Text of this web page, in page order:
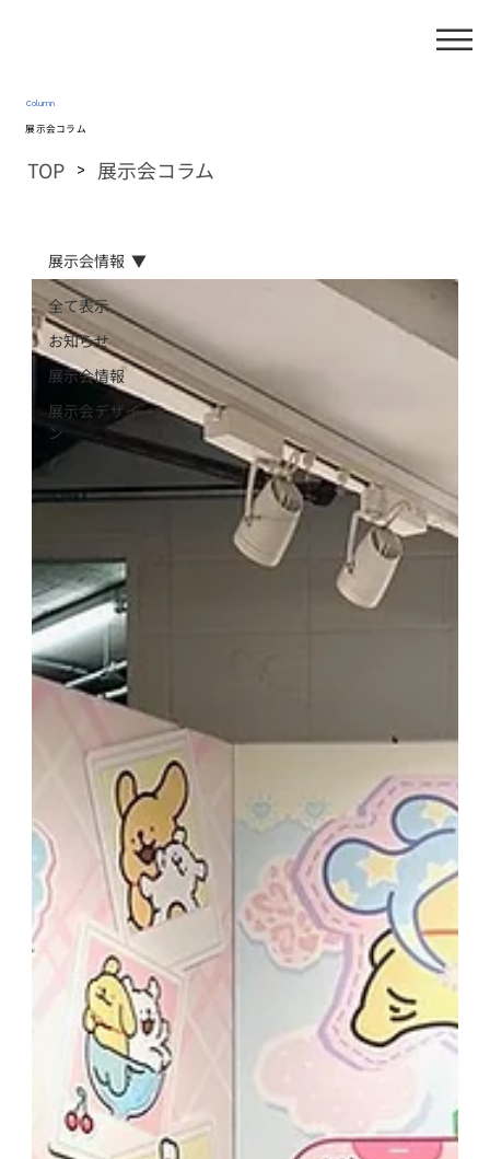
全て表示
お知らせ
展示会情報
展示会デザイ
ン
展示会情報
Column
展示会コラム
TOP > 展示会コラム